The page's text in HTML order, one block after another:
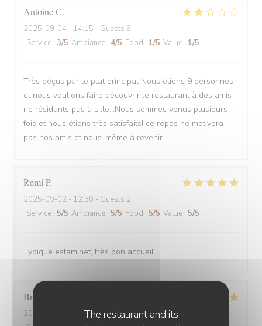
The restaurant and its
AntoineC
2025-09-04 - 14:15 - Guests 9
Service : 3/5 Ambiance : 4/5 Food : 1/5 Value : 1/5
Très déçus par le plat principal Nous étions 9 personnes
et nous voulions faire découvrir le restaurant à des amis
ne résidants pas à Lille...Nous sommes venus plusieurs
fois et nous étions très satisfaits! ce repas ne motivera
pas nos amis et nous-même à revenir...
Remi P
2025-09-02 - 12:30 - Guests 2
Service : 5/5 Ambiance : 5/5 Food : 5/5 Value : 5/5
Typique estaminet, très bon accueil
Brigitte
2025-09-02
- 12:30 - Guests 3